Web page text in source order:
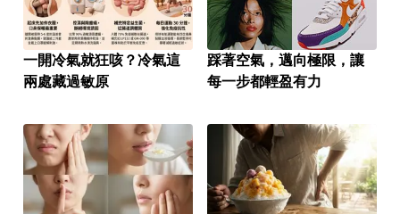
一開冷氣就狂咳？冷氣這
兩處藏過敏原
踩著空氣，邁向極限，讓
每一步都輕盈有力